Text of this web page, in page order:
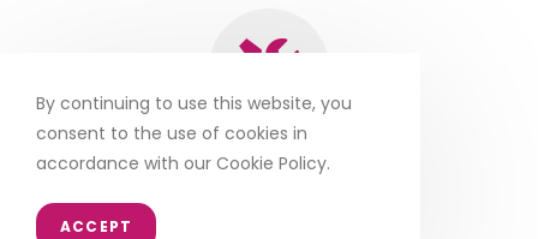
DOWNLOADS
By continuing to use this website, you
consent to the use of cookies in
accordance with our Cookie Policy.
ACCEPT